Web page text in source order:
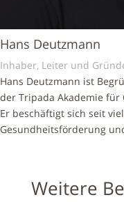
Hans Deutzmann
Inhaber, Leiter und
Hans Deutzmann ist
der Tripada Akademie für
Er beschäftigt sich seit
Gesundheitsförderung
Weitere